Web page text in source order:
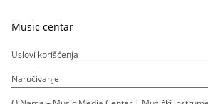
Music centar
Uslovi korišćenja
Naručivanje